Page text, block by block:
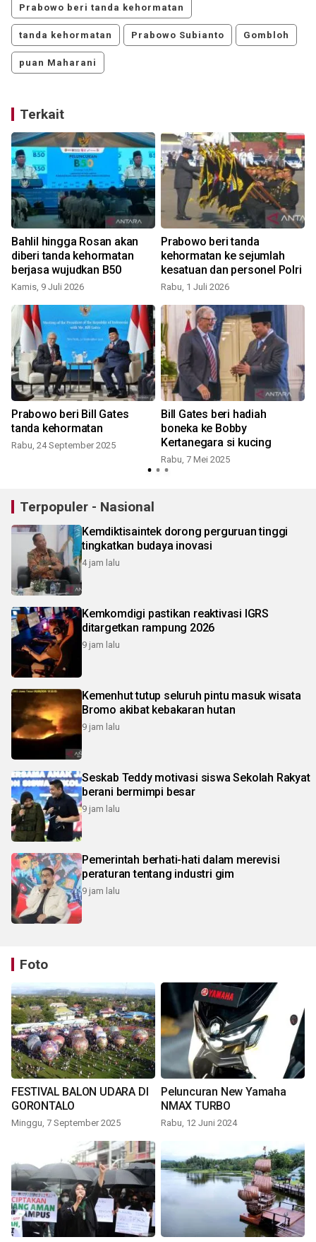
Prabowo beri tanda kehormatan
tanda kehormatan Prabowo Subianto Gombloh
puan Maharani
Terkait
Bahlil hingga Rosan akan
diberi tanda kehormatan
berjasa wujudkan B50
Kamis, 9 Juli 2026
Prabowo beri tanda
kehormatan ke sejumlah
kesatuan dan personel Polri
Rabu, 1 Juli 2026
Prabowo beri Bill Gates
tanda kehormatan
Rabu, 24 September 2025
Bill Gates beri hadiah
boneka ke Bobby
Kertanegara si kucing
Rabu, 7 Mei 2025
Terpopuler - Nasional
Kemdiktisaintek dorong perguruan tinggi
tingkatkan budaya inovasi
4 jam lalu
Kemkomdigi pastikan reaktivasi IGRS
ditargetkan rampung 2026
9 jam lalu
Kemenhut tutup seluruh pintu masuk wisata
Bromo akibat kebakaran hutan
9 jam lalu
Seskab Teddy motivasi siswa Sekolah Rakyat
berani bermimpi besar
9 jam lalu
Pemerintah berhati-hati dalam merevisi
peraturan tentang industri gim
9 jam lalu
Foto
FESTIVAL BALON UDARA DI
GORONTALO
Minggu, 7 September 2025
Peluncuran New Yamaha
NMAX TURBO
Rabu, 12 Juni 2024